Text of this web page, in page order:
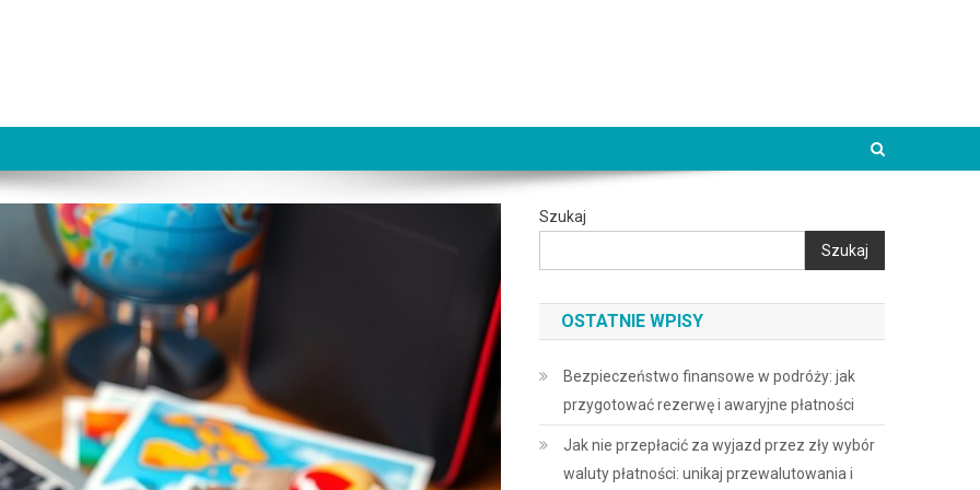
Szukaj
Szukaj
OSTATNIE WPISY
Bezpieczeństwo finansowe w podróży: jak
przygotować rezerwę i awaryjne płatności
Jak nie przepłacić za wyjazd przez zły wybór
waluty płatności: unikaj przewalutowania i